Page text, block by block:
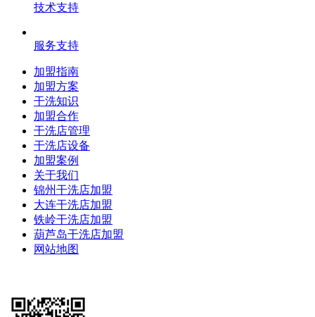
技术支持
服务支持
加盟指南
加盟方案
干洗知识
加盟合作
干洗店管理
干洗店设备
加盟案例
关于我们
锦州干洗店加盟
大连干洗店加盟
铁岭干洗店加盟
葫芦岛干洗店加盟
网站地图